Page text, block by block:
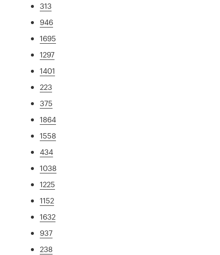
313
946
1695
1297
1401
223
375
1864
1558
434
1038
1225
1152
1632
937
238